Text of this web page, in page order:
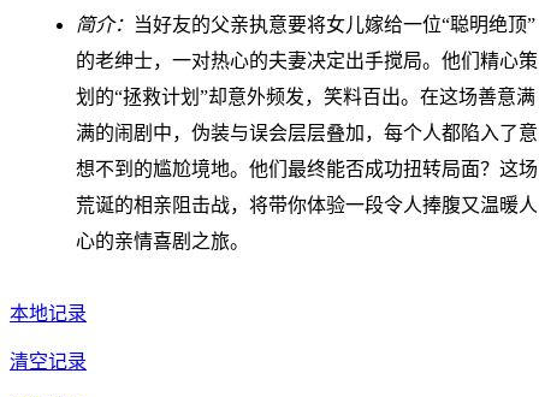
简介： 当好友的父亲执意要将女儿嫁给一位“聪明绝顶”
的老绅士，一对热心的夫妻决定出手搅局。他们精心策
划的“拯救计划”却意外频发，笑料百出。在这场善意满
满的闹剧中，伪装与误会层层叠加，每个人都陷入了意
想不到的尴尬境地。他们最终能否成功扭转局面？这场
荒诞的相亲阻击战，将带你体验一段令人捧腹又温暖人
心的亲情喜剧之旅。
本地记录
清空记录